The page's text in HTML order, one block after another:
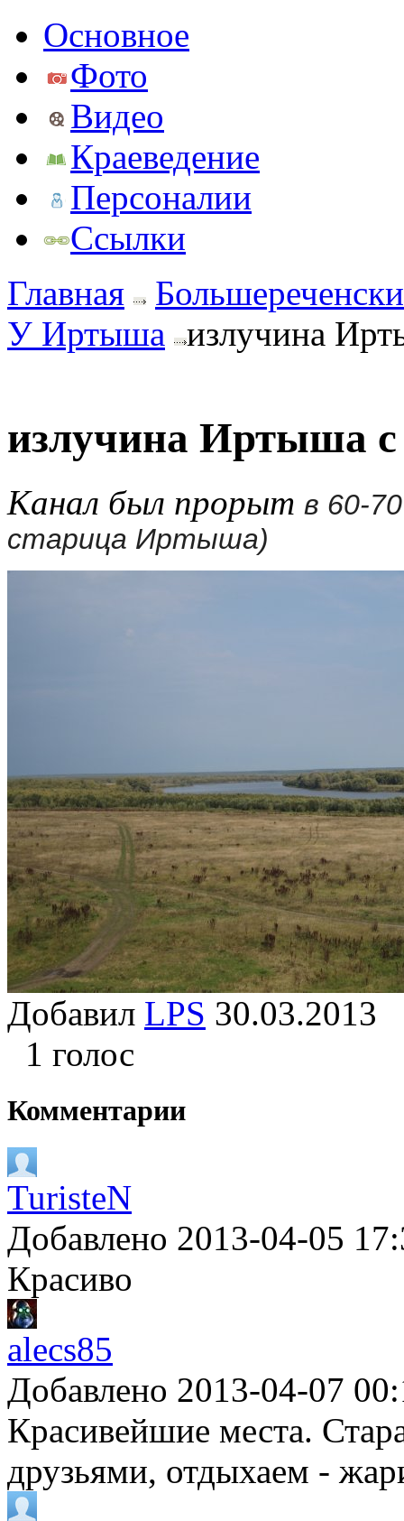
Основное
Фото
Видео
Краеведение
Персоналии
Ссылки
Главная
У Иртыша излучина
излучина Иртыша
Канал был прорыт в 60-
старица Иртыша)
Добавил LPS
1 голос
Комментарии
TuristeN
Добавлено 2013-04-05
Красиво
alecs85
Добавлено 2013-04-07
Красивейшие места.
друзьями, отдыхаем -